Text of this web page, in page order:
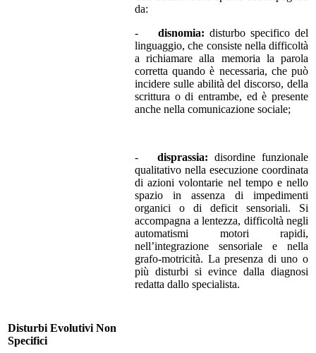
da:
- disnomia: disturbo specifico del
linguaggio, che consiste nella difficoltà
a richiamare alla memoria la parola
corretta quando è necessaria, che può
incidere sulle abilità del discorso, della
scrittura o di entrambe, ed è presente
anche nella comunicazione sociale;
- disprassia: disordine funzionale
qualitativo nella esecuzione coordinata
di azioni volontarie nel tempo e nello
spazio in assenza di impedimenti
organici o di deficit sensoriali. Si
accompagna a lentezza, difficoltà negli
automatismi motori rapidi,
nell’integrazione sensoriale e nella
grafo-motricità. La presenza di uno o
più disturbi si evince dalla diagnosi
redatta dallo specialista.
Disturbi Evolutivi Non
Specifici